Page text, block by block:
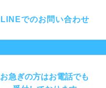
LINEでのお問い合わせ
お急ぎの方はお電話でも